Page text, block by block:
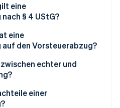
eine
§ 4 UStG?
eine
den Vorsteuerabzug?
echter und
einer